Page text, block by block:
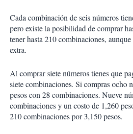
Cada combinación de seis números
pero existe la posibilidad de comprar
tener hasta 210 combinaciones,
extra.
Al comprar siete números tienes que
siete combinaciones. Si compras ocho
pesos con 28 combinaciones. Nueve
combinaciones y un costo de 1,260
210 combinaciones por 3,150 pesos.